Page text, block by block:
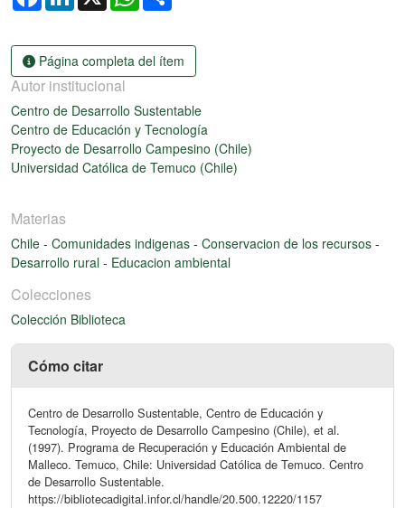
Página completa del ítem
Autor institucional
Centro de Desarrollo Sustentable
Centro de Educación y Tecnología
Proyecto de Desarrollo Campesino (Chile)
Universidad Católica de Temuco (Chile)
Materias
Chile - Comunidades indigenas - Conservacion de los recursos -
Desarrollo rural - Educacion ambiental
Colecciones
Colección Biblioteca
Cómo citar
Centro de Desarrollo Sustentable, Centro de Educación y
Tecnología, Proyecto de Desarrollo Campesino (Chile), et al.
(1997). Programa de Recuperación y Educación Ambiental de
Malleco. Temuco, Chile: Universidad Católica de Temuco. Centro
de Desarrollo Sustentable.
https://bibliotecadigital.infor.cl/handle/20.500.12220/1157